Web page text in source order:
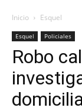
Portada
Inicio Esquel
Esquel Policiales
Robo